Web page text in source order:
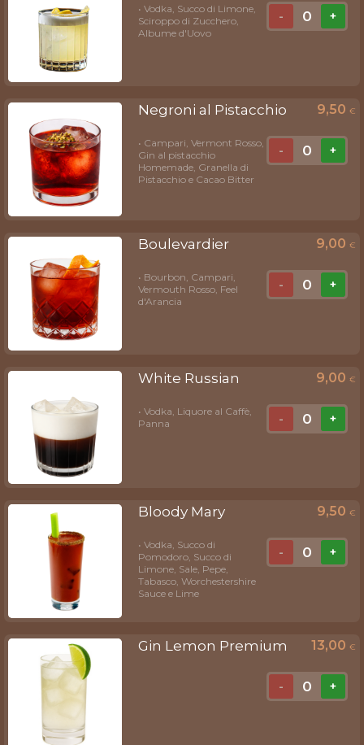
• Vodka, Succo di Limone,
Sciroppo di Zucchero,
Albume d'Uovo
- 0 +
Negroni al Pistacchio 9,50 €
• Campari, Vermont Rosso,
Gin al pistacchio
Homemade, Granella di
Pistacchio e Cacao Bitter
- 0 +
Boulevardier 9,00 €
• Bourbon, Campari,
Vermouth Rosso, Feel
d'Arancia
- 0 +
White Russian 9,00 €
• Vodka, Liquore al Caffè,
Panna
- 0 +
Bloody Mary 9,50 €
• Vodka, Succo di
Pomodoro, Succo di
Limone, Sale, Pepe,
Tabasco, Worchestershire
Sauce e Lime
- 0 +
Gin Lemon Premium 13,00 €
- 0 +